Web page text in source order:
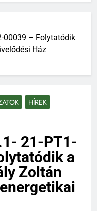
00039 – Folytatódik
Ház
HÍREK
21-PT1-
a
Zoltán